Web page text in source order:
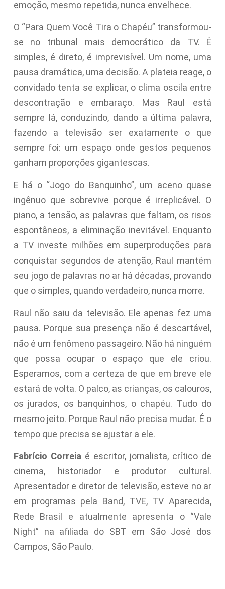
emoção, mesmo repetida, nunca envelhece.
O “Para Quem Você Tira o Chapéu” transformou-
se no tribunal mais democrático da TV. É
simples, é direto, é imprevisível. Um nome, uma
pausa dramática, uma decisão. A plateia reage, o
convidado tenta se explicar, o clima oscila entre
descontração e embaraço. Mas Raul está
sempre lá, conduzindo, dando a última palavra,
fazendo a televisão ser exatamente o que
sempre foi: um espaço onde gestos pequenos
ganham proporções gigantescas.
E há o “Jogo do Banquinho”, um aceno quase
ingênuo que sobrevive porque é irreplicável. O
piano, a tensão, as palavras que faltam, os risos
espontâneos, a eliminação inevitável. Enquanto
a TV investe milhões em superproduções para
conquistar segundos de atenção, Raul mantém
seu jogo de palavras no ar há décadas, provando
que o simples, quando verdadeiro, nunca morre.
Raul não saiu da televisão. Ele apenas fez uma
pausa. Porque sua presença não é descartável,
não é um fenômeno passageiro. Não há ninguém
que possa ocupar o espaço que ele criou.
Esperamos, com a certeza de que em breve ele
estará de volta. O palco, as crianças, os calouros,
os jurados, os banquinhos, o chapéu. Tudo do
mesmo jeito. Porque Raul não precisa mudar. É o
tempo que precisa se ajustar a ele.
Fabrício Correia é escritor, jornalista, crítico de
cinema, historiador e produtor cultural.
Apresentador e diretor de televisão, esteve no ar
em programas pela Band, TVE, TV Aparecida,
Rede Brasil e atualmente apresenta o “Vale
Night” na afiliada do SBT em São José dos
Campos, São Paulo.